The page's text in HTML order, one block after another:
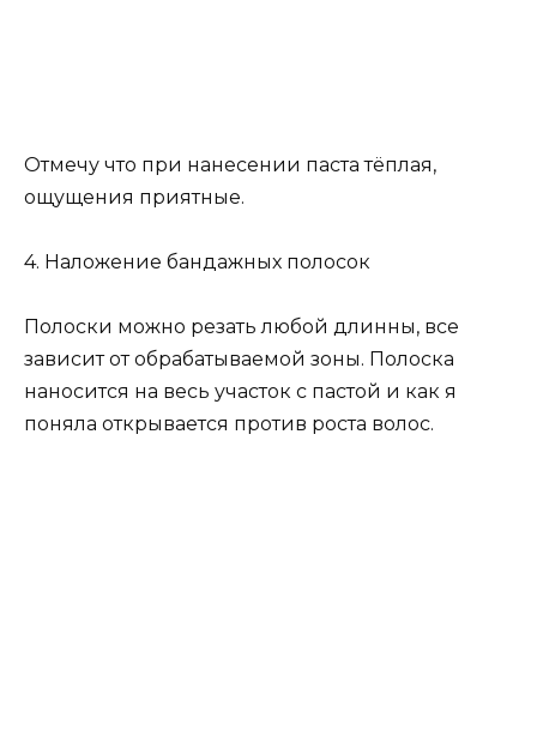
Отмечу что при нанесении паста тёплая,
ощущения приятные.
4. Наложение бандажных полосок
Полоски можно резать любой длинны, все
зависит от обрабатываемой зоны. Полоска
наносится на весь участок с пастой и как я
поняла открывается против роста волос.